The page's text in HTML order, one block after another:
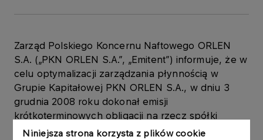
Niniejsza strona korzysta z plików cookie
Zarząd Polskiego Koncernu Naftowego ORLEN
S.A. („PKN ORLEN S.A.”, „Emitent”) informuje, że w
celu optymalizacji zarządzania płynnością w
Grupie Kapitałowej PKN ORLEN S.A., w dniu 3
grudnia 2008 roku dokonał emisji
krótkoterminowych obligacji na rzecz spółki
zależnej ORLEN Księgowość Sp. z o.o. („ORLEN